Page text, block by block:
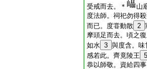
受戒而去。＊
山
度法師。祠祀勿得
而已。度甞動散 2
摩頭足而去。頃之
如水 3 與度含。味
感若此。齊竟陵王 5
恭以師敬。資給四